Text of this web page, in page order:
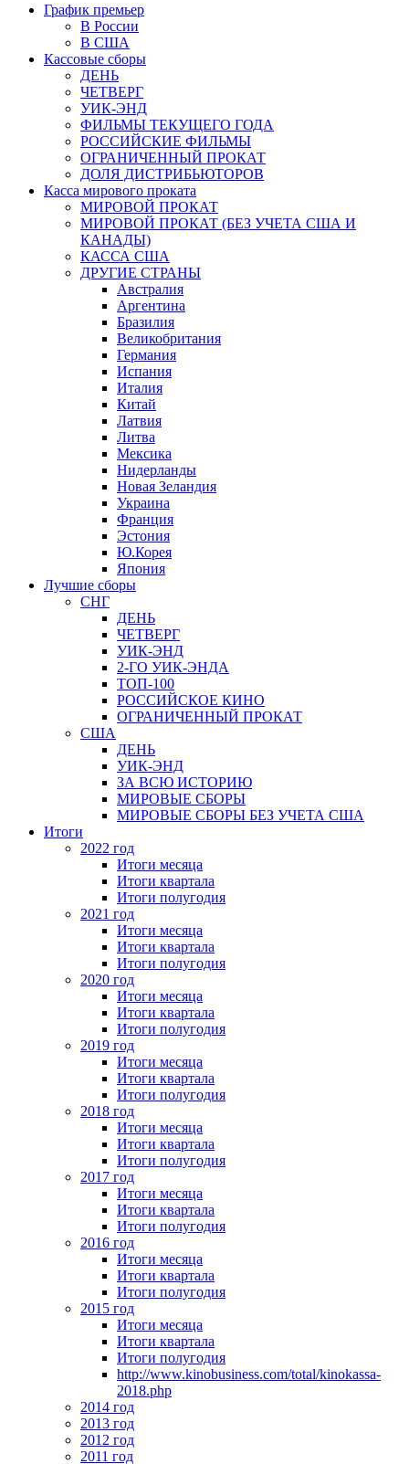
График премьер
В России
В США
Кассовые сборы
ДЕНЬ
ЧЕТВЕРГ
УИК-ЭНД
ФИЛЬМЫ ТЕКУЩЕГО ГОДА
РОССИЙСКИЕ ФИЛЬМЫ
ОГРАНИЧЕННЫЙ ПРОКАТ
ДОЛЯ ДИСТРИБЬЮТОРОВ
Касса мирового проката
МИРОВОЙ ПРОКАТ
МИРОВОЙ ПРОКАТ (БЕЗ УЧЕТА США И
КАНАДЫ)
КАССА США
ДРУГИЕ СТРАНЫ
Австралия
Аргентина
Бразилия
Великобритания
Германия
Испания
Италия
Китай
Латвия
Литва
Мексика
Нидерланды
Новая Зеландия
Украина
Франция
Эстония
Ю.Корея
Япония
Лучшие сборы
СНГ
ДЕНЬ
ЧЕТВЕРГ
УИК-ЭНД
2-ГО УИК-ЭНДА
ТОП-100
РОССИЙСКОЕ КИНО
ОГРАНИЧЕННЫЙ ПРОКАТ
США
ДЕНЬ
УИК-ЭНД
ЗА ВСЮ ИСТОРИЮ
МИРОВЫЕ СБОРЫ
МИРОВЫЕ СБОРЫ БЕЗ УЧЕТА США
Итоги
2022 год
Итоги месяца
Итоги квартала
Итоги полугодия
2021 год
Итоги месяца
Итоги квартала
Итоги полугодия
2020 год
Итоги месяца
Итоги квартала
Итоги полугодия
2019 год
Итоги месяца
Итоги квартала
Итоги полугодия
2018 год
Итоги месяца
Итоги квартала
Итоги полугодия
2017 год
Итоги месяца
Итоги квартала
Итоги полугодия
2016 год
Итоги месяца
Итоги квартала
Итоги полугодия
2015 год
Итоги месяца
Итоги квартала
Итоги полугодия
http://www.kinobusiness.com/total/kinokassa-
2018.php
2014 год
2013 год
2012 год
2011 год